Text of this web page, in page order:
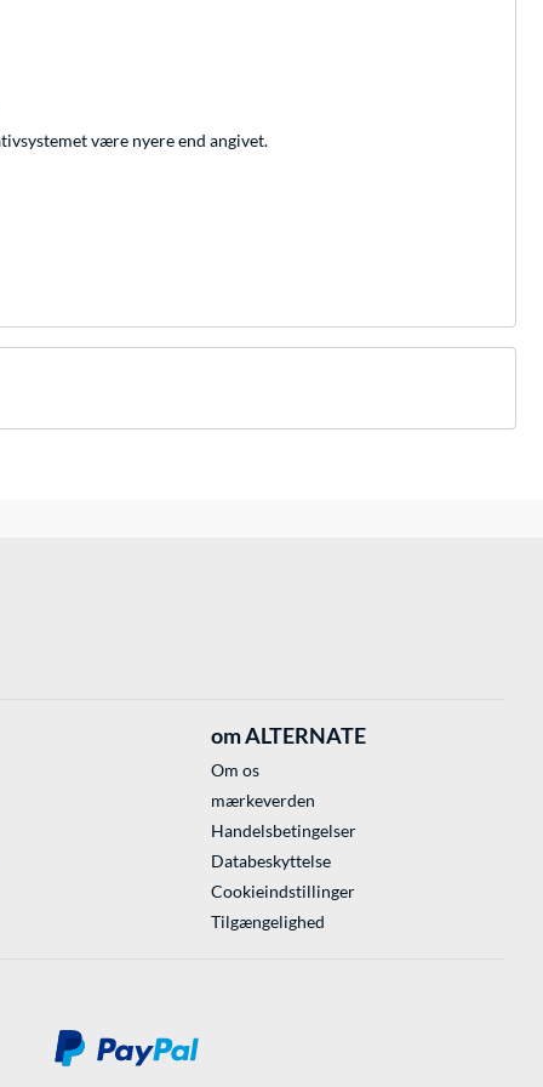
være nyere end angivet.
om ALTERNATE
Om os
mærkeverden
Handelsbetingelser
Databeskyttelse
Cookieindstillinger
Tilgængelighed